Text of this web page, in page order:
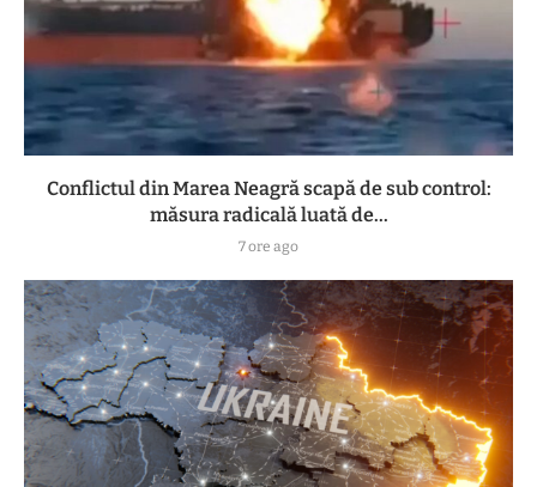
Conflictul din Marea Neagră scapă de sub control:
măsura radicală luată de...
7 ore ago